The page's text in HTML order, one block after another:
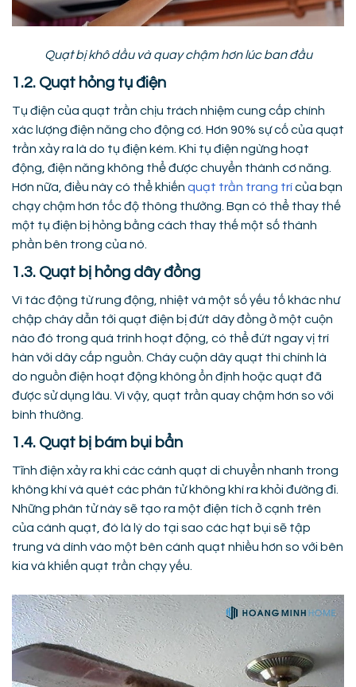
Quạt bị khô dầu và quay chậm hơn lúc ban đầu
1.2. Quạt hỏng tụ điện
Tụ điện của quạt trần chịu trách nhiệm cung cấp chính
xác lượng điện năng cho động cơ. Hơn 90% sự cố của quạt
trần xảy ra là do tụ điện kém. Khi tụ điện ngừng hoạt
động, điện năng không thể được chuyển thành cơ năng.
Hơn nữa, điều này có thể khiến quạt trần trang trícủa bạn
chạy chậm hơn tốc độ thông thường. Bạn có thể thay thế
một tụ điện bị hỏng bằng cách thay thế một số thành
phần bên trong của nó.
1.3. Quạt bị hỏng dây đồng
Vì tác động từ rung động, nhiệt và một số yếu tố khác như
chập cháy dẫn tới quạt điện bị đứt dây đồng ở một cuộn
nào đó trong quá trình hoạt động, có thể đứt ngay vị trí
hàn với dây cấp nguồn. Cháy cuộn dây quạt thì chính là
do nguồn điện hoạt động không ổn định hoặc quạt đã
được sử dụng lâu. Vì vậy, quạt trần quay chậm hơn so với
bình thường.
1.4. Quạt bị bám bụi bẩn
Tĩnh điện xảy ra khi các cánh quạt di chuyển nhanh trong
không khí và quét các phân tử không khí ra khỏi đường đi.
Những phân tử này sẽ tạo ra một điện tích ở cạnh trên
của cánh quạt, đó là lý do tại sao các hạt bụi sẽ tập
trung và dính vào một bên cánh quạt nhiều hơn so với bên
kia và khiến quạt trần chạy yếu.